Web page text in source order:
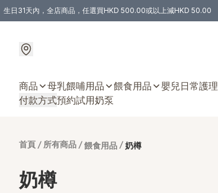
生日31天內，全店商品，任選買HKD 500.00或以上減HKD 50.00
商品 母乳餵哺用品 餵食用品 嬰兒日常護理
付款方式預約試用奶泵
首頁 / 所有商品 / 餵食用品 / 奶樽
奶樽